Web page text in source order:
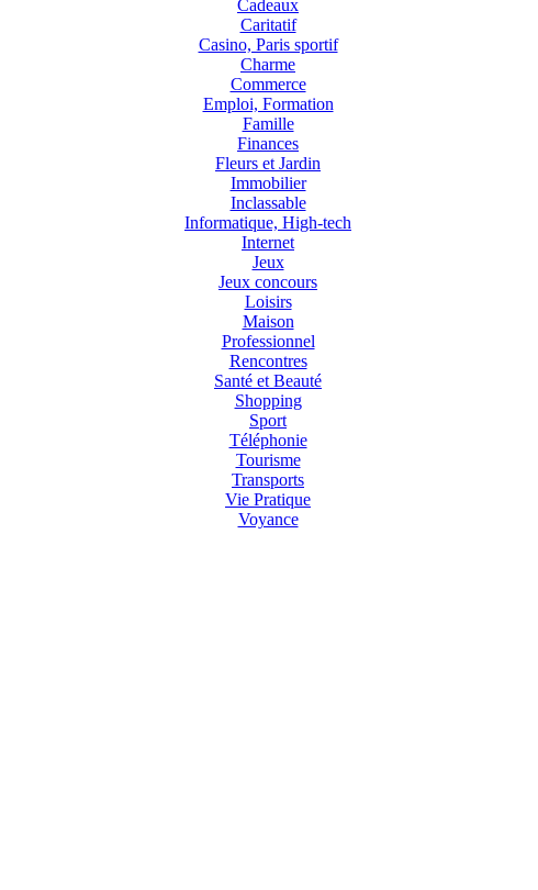
Cadeaux
Caritatif
Casino, Paris sportif
Charme
Commerce
Emploi, Formation
Famille
Finances
Fleurs et Jardin
Immobilier
Inclassable
Informatique, High-tech
Internet
Jeux
Jeux concours
Loisirs
Maison
Professionnel
Rencontres
Santé et Beauté
Shopping
Sport
Téléphonie
Tourisme
Transports
Vie Pratique
Voyance